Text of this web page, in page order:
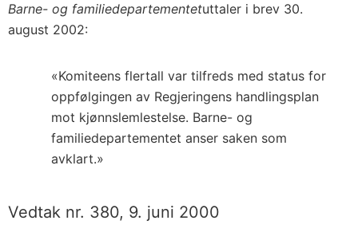
Barne- og familiedepartementetuttaler i brev 30.
august 2002:
«Komiteens flertall var tilfreds med status for
oppfølgingen av Regjeringens handlingsplan
mot kjønnslemlestelse. Barne- og
familiedepartementet anser saken som
avklart.»
Vedtak nr. 380, 9. juni 2000